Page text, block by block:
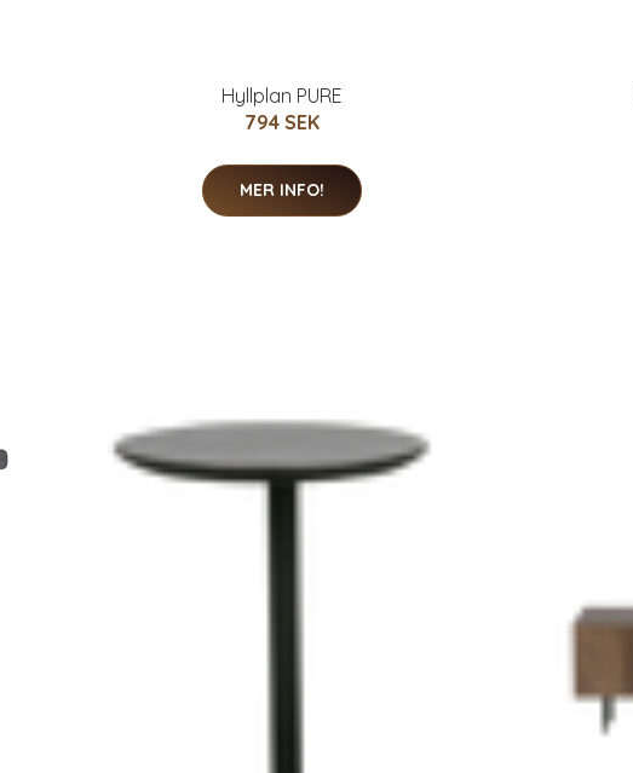
Hyllplan PURE
794 SEK
MER INFO!